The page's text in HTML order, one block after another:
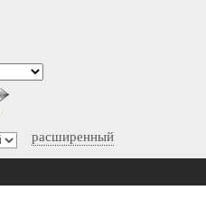
расширенный